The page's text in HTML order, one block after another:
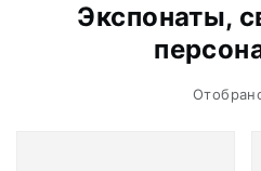
Экспонаты,